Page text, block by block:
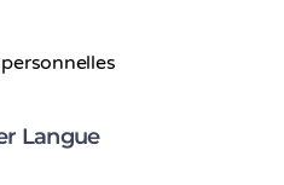
Langue